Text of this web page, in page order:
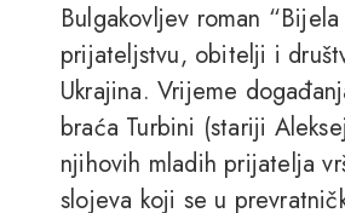
Bulgakovljev roman
prijateljstvu, obitelji i
Ukrajina. Vrijeme
braća Turbini (stariji
njihovih mladih prijatelja
slojeva koji se u